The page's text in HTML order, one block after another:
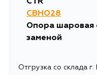
CBHO28
Опора шаровая
заменой
Отгрузка со склада